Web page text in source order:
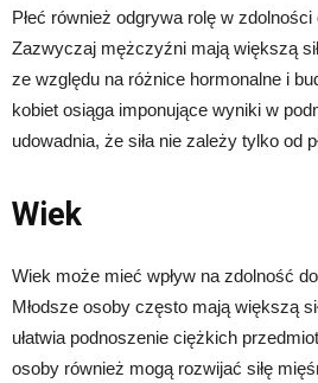
Płeć również odgrywa rolę w
Zazwyczaj mężczyźni mają większą
ze względu na różnice hormonalne i
kobiet osiąga imponujące wyniki w
udowadnia, że siła nie zależy tylko od
Wiek
Wiek może mieć wpływ na zdolność
Młodsze osoby często mają większą
ułatwia podnoszenie ciężkich
osoby również mogą rozwijać siłę